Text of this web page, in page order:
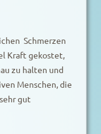
Schmerzen
Kraft gekostet,
zu halten und
Menschen, die
gut